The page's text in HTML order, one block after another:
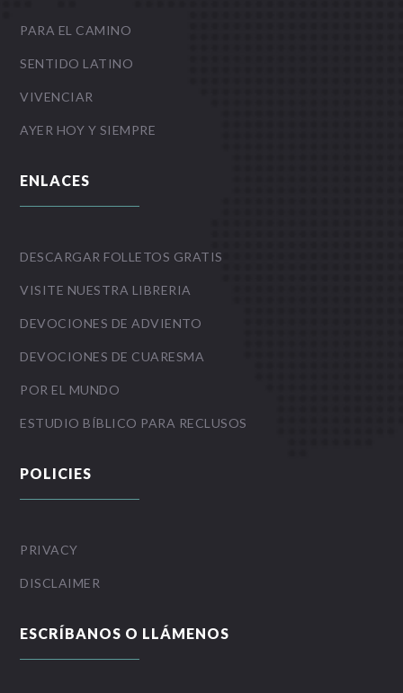
PARA EL CAMINO
SENTIDO LATINO
VIVENCIAR
AYER HOY Y SIEMPRE
ENLACES
DESCARGAR FOLLETOS GRATIS
VISITE NUESTRA LIBRERIA
DEVOCIONES DE ADVIENTO
DEVOCIONES DE CUARESMA
POR EL MUNDO
ESTUDIO BÍBLICO PARA RECLUSOS
POLICIES
PRIVACY
DISCLAIMER
ESCRÍBANOS O LLÁMENOS